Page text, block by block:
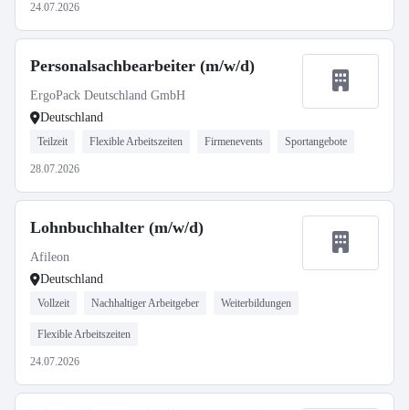
24.07.2026
Personalsachbearbeiter (m/w/d)
ErgoPack Deutschland GmbH
Deutschland
Teilzeit Flexible Arbeitszeiten Firmenevents Sportangebote
28.07.2026
Lohnbuchhalter (m/w/d)
Afileon
Deutschland
Vollzeit Nachhaltiger Arbeitgeber Weiterbildungen
Flexible Arbeitszeiten
24.07.2026